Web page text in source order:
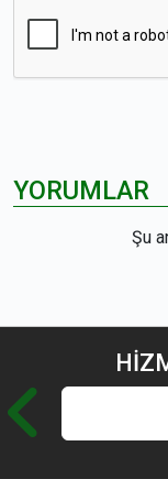
YORUMLAR
Şu